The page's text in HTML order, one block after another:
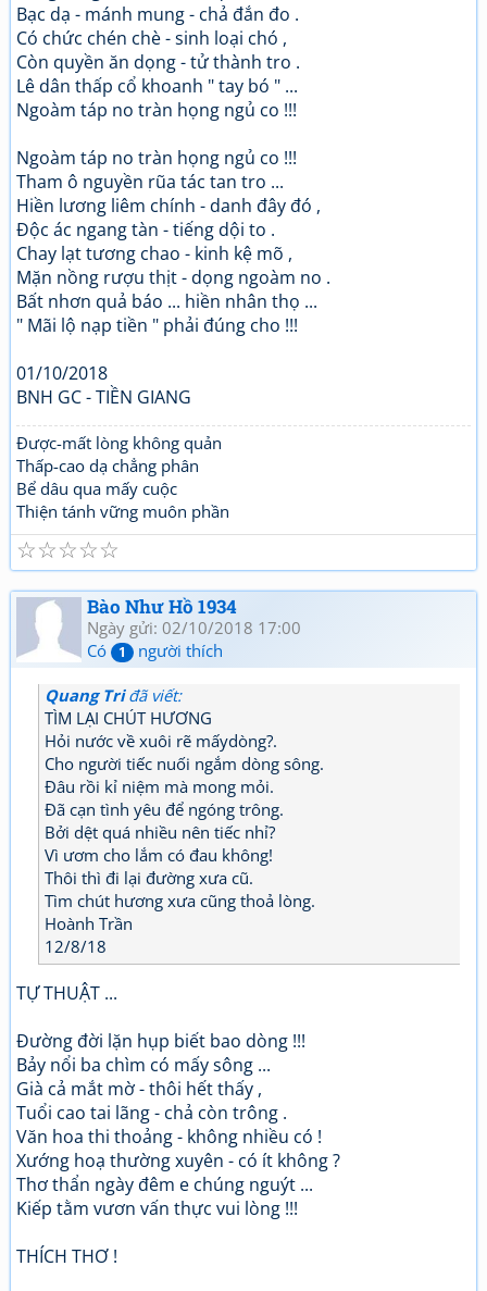
Bạc dạ - mánh mung - chả đắn đo .
Có chức chén chè - sinh loại chó ,
Còn quyền ăn dọng - tử thành tro .
Lê dân thấp cổ khoanh " tay bó " ...
Ngoàm táp no tràn họng ngủ co !!!
Ngoàm táp no tràn họng ngủ co !!!
Tham ô nguyền rũa tác tan tro ...
Hiền lương liêm chính - danh đây đó ,
Độc ác ngang tàn - tiếng dội to .
Chay lạt tương chao - kinh kệ mõ ,
Mặn nồng rượu thịt - dọng ngoàm no .
Bất nhơn quả báo ... hiền nhân thọ ...
" Mãi lộ nạp tiền " phải đúng cho !!!
01/10/2018
BNH GC - TIỀN GIANG
Được-mất lòng không quản
Thấp-cao dạ chẳng phân
Bể dâu qua mấy cuộc
Thiện tánh vững muôn phần
☆
☆
☆
☆
☆
Bào Như Hồ 1934
Ngày gửi: 02/10/2018 17:00
Có
1 người thích
Quang Triđã viết:
TÌM LẠI CHÚT HƯƠNG
Hỏi nước về xuôi rẽ mấydòng?.
Cho người tiếc nuối ngắm dòng sông.
Đâu rồi kỉ niệm mà mong mỏi.
Đã cạn tình yêu để ngóng trông.
Bởi dệt quá nhiều nên tiếc nhỉ?
Vì ươm cho lắm có đau không!
Thôi thì đi lại đường xưa cũ.
Tìm chút hương xưa cũng thoả lòng.
Hoành Trần
12/8/18
TỰ THUẬT ...
Đường đời lặn hụp biết bao dòng !!!
Bảy nổi ba chìm có mấy sông ...
Già cả mắt mờ - thôi hết thấy ,
Tuổi cao tai lãng - chả còn trông .
Văn hoa thi thoảng - không nhiều có !
Xướng hoạ thường xuyên - có ít không ?
Thơ thẩn ngày đêm e chúng nguýt ...
Kiếp tằm vươn vấn thực vui lòng !!!
THÍCH THƠ !